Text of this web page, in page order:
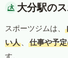
大分駅の
スポーツジムは、
い人 、 仕事や予